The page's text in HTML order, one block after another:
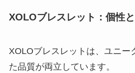
XOLOブレスレット：個性
XOLOブレスレットは、ユニー
た品質が両立しています。